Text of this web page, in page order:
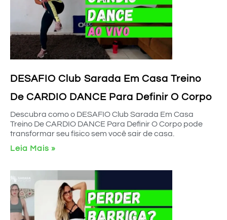
DESAFIO Club Sarada Em Casa Treino
De CARDIO DANCE Para Definir O Corpo
Descubra como o DESAFIO Club Sarada Em Casa
Treino De CARDIO DANCE Para Definir O Corpo pode
transformar seu físico sem você sair de casa.
Leia Mais »